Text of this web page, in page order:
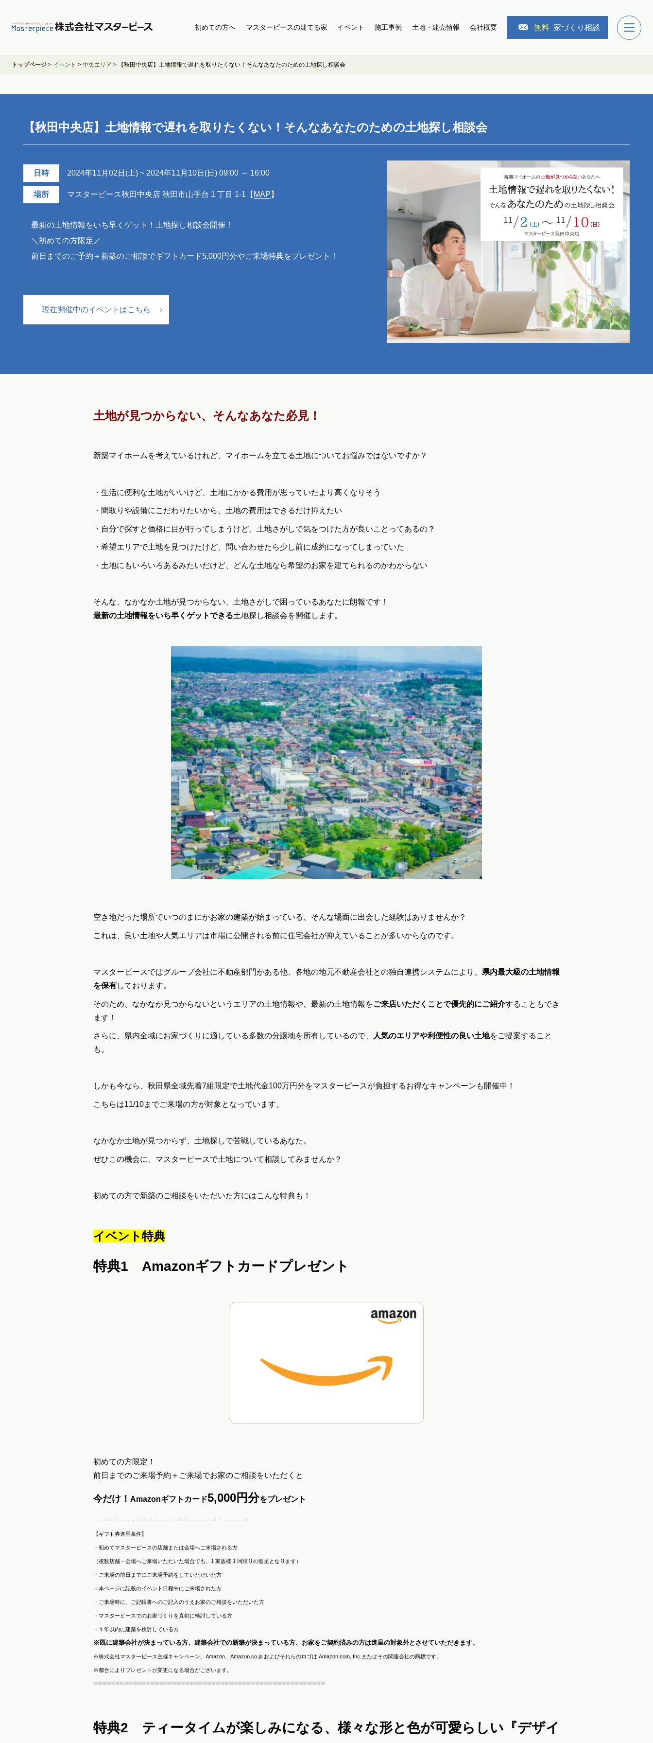
初めての方へ マスターピースの建てる家 イベント 施工事例 土地・建売情報 会社概要 無料 家づくり相談
トップページ > イベント > 中央エリア > 【秋田中央店】土地情報で遅れを取りたくない！そんなあなたのための土地探し相談会
【秋田中央店】土地情報で遅れを取りたくない！そんなあなたのための土地探し相談会
日時 2024年11月02日(土) ~ 2024年11月10日(日) 09:00 ～ 16:00
場所 マスターピース秋田中央店 秋田市山手台 1 丁目 1-1【 MAP 】
最新の土地情報をいち早くゲット！土地探し相談会開催！
＼初めての方限定／
前日までのご予約＋新築のご相談でギフトカード5,000円分やご来場特典をプレゼント！
現在開催中のイベントはこちら
土地が見つからない、そんなあなた必見！
新築マイホームを考えているけれど、マイホームを立てる土地についてお悩みではないですか？
・生活に便利な土地がいいけど、土地にかかる費用が思っていたより高くなりそう
・間取りや設備にこだわりたいから、土地の費用はできるだけ抑えたい
・自分で探すと価格に目が行ってしまうけど、土地さがしで気をつけた方が良いことってあるの？
・希望エリアで土地を見つけたけど、問い合わせたら少し前に成約になってしまっていた
・土地にもいろいろあるみたいだけど、どんな土地なら希望のお家を建てられるのかわからない
そんな、なかなか土地が見つからない、土地さがしで困っているあなたに朗報です！
最新の土地情報をいち早くゲットできる土地探し相談会を開催します。
空き地だった場所でいつのまにかお家の建築が始まっている、そんな場面に出会した経験はありませんか？
これは、良い土地や人気エリアは市場に公開される前に住宅会社が抑えていることが多いからなのです。
マスターピースではグループ会社に不動産部門がある他、各地の地元不動産会社との独自連携システムにより、 県内最大級の土地情報
を保有しております。
そのため、なかなか見つからないというエリアの土地情報や、最新の土地情報をご来店いただくことで優先的にご紹介することもでき
ます！
さらに、県内全域にお家づくりに適している多数の分譲地を所有しているので、 人気のエリアや利便性の良い土地をご提案すること
も。
しかも今なら、秋田県全域先着7組限定で土地代金100万円分をマスターピースが負担するお得なキャンペーンも開催中！
こちらは11/10までご来場の方が対象となっています。
なかなか土地が見つからず、土地探しで苦戦しているあなた。
ぜひこの機会に、マスターピースで土地について相談してみませんか？
初めての方で新築のご相談をいただいた方にはこんな特典も！
イベント特典
特典1 Amazonギフトカードプレゼント
初めての方限定！
前日までのご来場予約＋ご来場でお家のご相談をいただくと
今だけ！ Amazonギフトカード5,000円分をプレゼント
=====================================================
【ギフト券進呈条件】
・初めてマスターピースの店舗または会場へご来場される方
（複数店舗・会場へご来場いただいた場合でも、1 家族様 1 回限りの進呈となります）
・ご来場の前日までにご来場予約をしていただいた方
・本ページに記載のイベント日程中にご来場された方
・ご来場時に、ご記帳書へのご記入のうえお家のご相談をいただいた方
・マスターピースでのお家づくりを真剣に検討している方
・１年以内に建築を検討している方
※既に建築会社が決まっている方、建築会社での新築が決まっている方、お家をご契約済みの方は進呈の対象外とさせていただきます。
※株式会社マスターピース主催キャンペーン。Amazon、Amazon.co.jp およびそれらのロゴは Amazon.com, Inc.またはその関連会社の商標です。
※都合によりプレゼントが変更になる場合がございます。
=====================================================
特典2 ティータイムが楽しみになる、様々な形と色が可愛らしい『デザイ